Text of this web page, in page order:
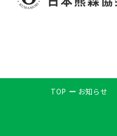
TOP お知らせ